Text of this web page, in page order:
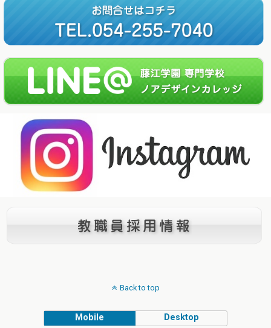
Back to top
Mobile Desktop